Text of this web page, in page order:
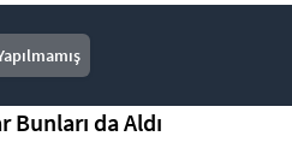
Bunları da Aldı